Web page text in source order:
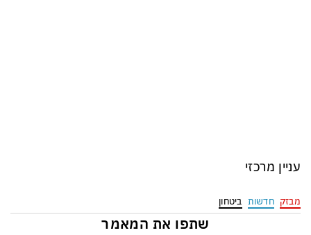
עניין מרכזי
מבזק חדשות ביטחון
שתפו את המאמר